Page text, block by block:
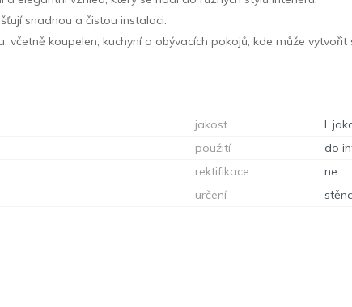
snadnou a čistou instalaci.
včetně koupelen, kuchyní a obývacích pokojů, kde může
jakost
I.
použití
do
rektifikace
ne
určení